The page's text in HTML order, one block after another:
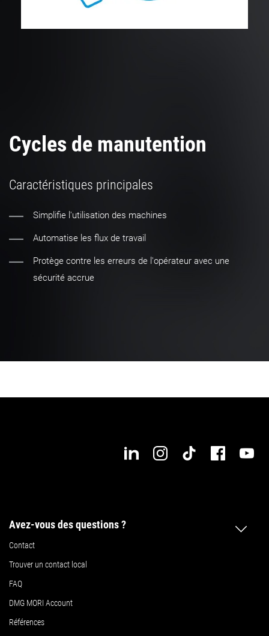
Cycles de manutention
Caractéristiques principales
Simplifie l'utilisation des machines
Automatise les flux de travail
Protège contre les erreurs de l'opérateur avec une
sécurité accrue
Avez-vous des questions ?
Contact
Trouver un contact local
FAQ
DMG MORI Account
Références